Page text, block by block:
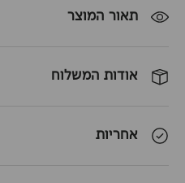
תאור המוצר
אודות המשלוח
אחריות